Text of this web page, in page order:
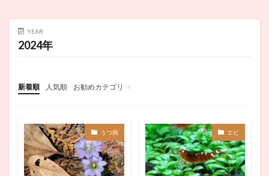
YEAR
2024年
新着順 人気順
お勧めカテゴリ
未分類
うつ病 エビ